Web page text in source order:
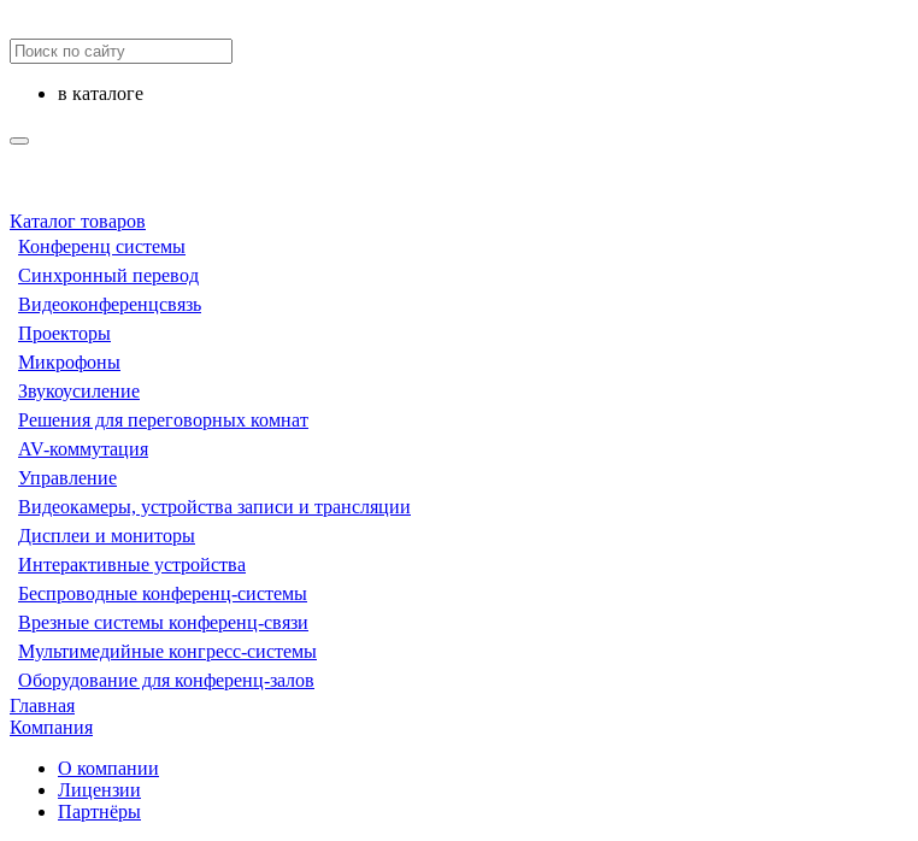
в каталоге
Каталог товаров
Конференц системы
Синхронный перевод
Видеоконференцсвязь
Проекторы
Микрофоны
Звукоусиление
Решения для переговорных комнат
AV-коммутация
Управление
Видеокамеры, устройства записи и трансляции
Дисплеи и мониторы
Интерактивные устройства
Беспроводные конференц-системы
Врезные системы конференц-связи
Мультимедийные конгресс-системы
Оборудование для конференц-залов
Главная
Компания
О компании
Лицензии
Партнёры